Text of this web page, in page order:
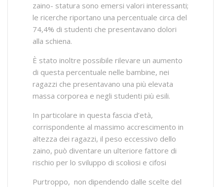
zaino- statura sono emersi valori interessanti;
le ricerche riportano una percentuale circa del
74,4% di studenti che presentavano dolori
alla schiena.
È stato inoltre possibile rilevare un aumento
di questa percentuale nelle bambine, nei
ragazzi che presentavano una più elevata
massa corporea e negli studenti più esili.
In particolare in questa fascia d’età,
corrispondente al massimo accrescimento in
altezza dei ragazzi, il peso eccessivo dello
zaino, può diventare un ulteriore fattore di
rischio per lo sviluppo di scoliosi e cifosi
Purtroppo, non dipendendo dalle scelte del